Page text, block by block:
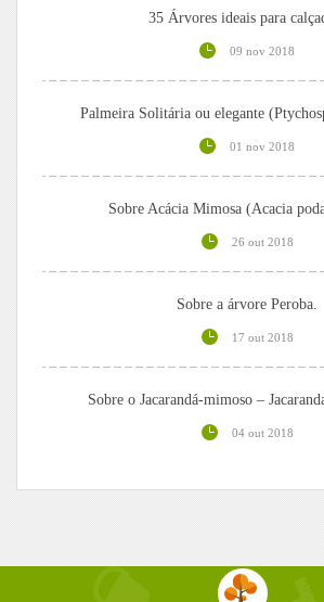
35 Árvores ideais para
09 nov 2018
Palmeira Solitária ou elegante
01 nov 2018
Sobre Acácia Mimosa (Acacia
26 out 2018
Sobre a árvore Peroba.
17 out 2018
Sobre o Jacarandá-mimoso –
04 out 2018